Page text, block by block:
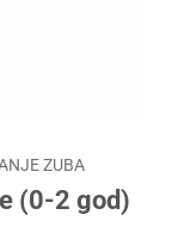
ZUBA
(0-2 god)